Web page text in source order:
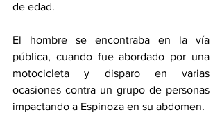
de edad.
El hombre se encontraba en la vía
pública, cuando fue abordado por una
motocicleta y disparo en varias
ocasiones contra un grupo de personas
impactando a Espinoza en su abdomen.